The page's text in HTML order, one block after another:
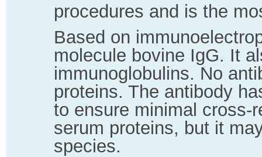
procedures and is the
Based on
molecule bovine IgG. It
immunoglobulins. No
proteins. The antibody
to ensure minimal cross-
serum proteins, but it
species.